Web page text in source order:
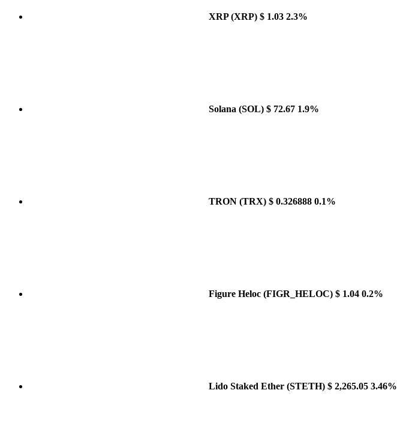
XRP(XRP) $ 1.03 2.3%
Solana (SOL) $ 72.67 1.9%
TRON (TRX) $ 0.326888 0.1%
Figure Heloc (FIGR_HELOC) $ 1.04 0.2%
Lido Staked Ether (STETH) $ 2,265.05 3.46%